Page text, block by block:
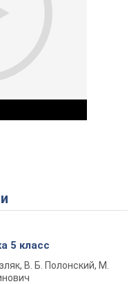
Video
5 класс
В. Б. Полонский, М.